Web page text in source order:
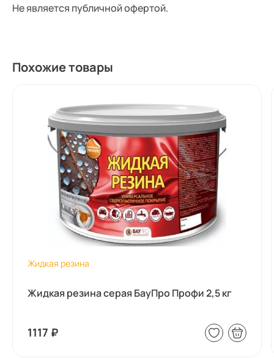
Не является публичной офертой.
Похожие товары
Жидкая резина
Жидкая резина серая БауПро Профи 2,5 кг
1117 ₽